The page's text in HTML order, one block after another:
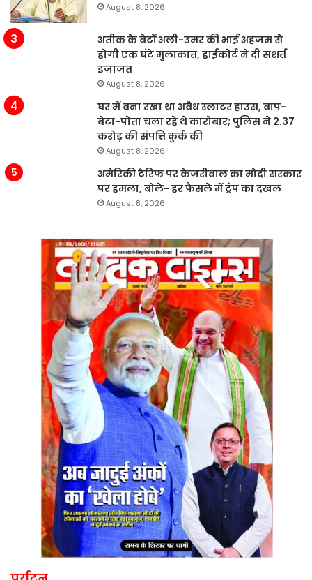
August 8, 2026
अतीक के बेटों अली-उमर की भाई अहजम से
होगी एक घंटे मुलाकात, हाईकोर्ट ने दी सशर्त
इजाजत
August 8, 2026
घर में बना रखा था अवैध स्लाटर हाउस, बाप-
बेटा-पोता चला रहे थे कारोबार; पुलिस ने 2.37
करोड़ की संपत्ति कुर्क की
August 8, 2026
अमेरिकी टैरिफ पर केजरीवाल का मोदी सरकार
पर हमला, बोले- हर फैसले में ट्रंप का दखल
August 8, 2026